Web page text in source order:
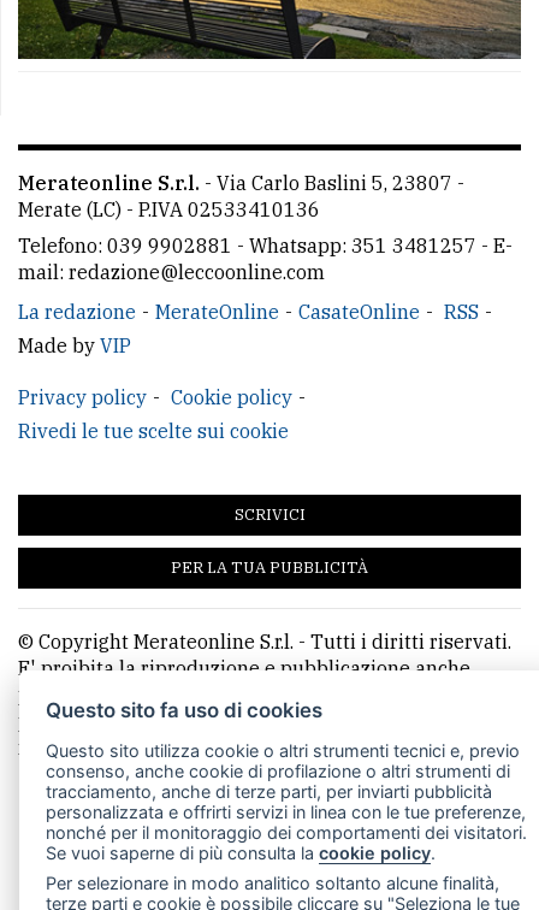
Merateonline S.r.l. - Via Carlo Baslini 5, 23807 -
Merate (LC) - P.IVA 02533410136
Telefono: 039 9902881 - Whatsapp: 351 3481257 - E-
mail: redazione@leccoonline.com
La redazione
MerateOnline CasateOnline
RSS
Made by VIP
Privacy policy
Cookie policy
Rivedi le tue scelte sui cookie
SCRIVICI
PER LA TUA PUBBLICITÀ
© Copyright Merateonline S.r.l. - Tutti i diritti riservati.
E' proibita la riproduzione e pubblicazione anche
parziale di testi, articoli e immagini senza la
preventiva autorizzazione scritta dell'editore. RI Lecco
numero Rea LC 291.277 - Capitale sociale 10.329,14 €
Questo sito fa uso di cookies
Questo sito utilizza cookie o altri strumenti tecnici e, previo
consenso, anche cookie di profilazione o altri strumenti di
tracciamento, anche di terze parti, per inviarti pubblicità
personalizzata e offrirti servizi in linea con le tue preferenze,
nonché per il monitoraggio dei comportamenti dei visitatori.
Se vuoi saperne di più consulta lacookie policy.
Per selezionare in modo analitico soltanto alcune finalità,
terze parti e cookie è possibile cliccare su "Seleziona le tue